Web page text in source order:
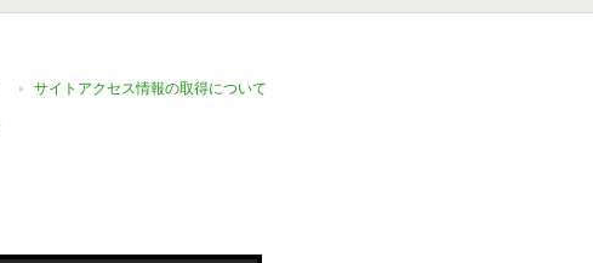
サイトアクセス情報の取得について